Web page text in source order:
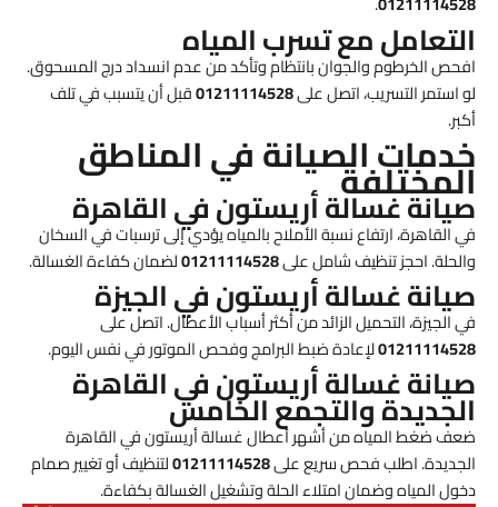
التعامل مع تسرب المياه
افحص الخرطوم والجوان بانتظام وتأكد من عدم انسداد درج المسحوق.
لو استمر التسريب، اتصل على01211114528قبل أن يتسبب في تلف
أكبر.
خدمات الصيانة في المناطق
المختلفة
صيانة غسالة أريستون في القاهرة
في القاهرة، ارتفاع نسبة الأملاح بالمياه يؤدي إلى ترسبات في السخان
والحلة. احجز تنظيف شامل على01211114528لضمان كفاءة الغسالة.
صيانة غسالة أريستون في الجيزة
في الجيزة، التحميل الزائد من أكثر أسباب الأعطال. اتصل على
01211114528لإعادة ضبط البرامج وفحص الموتور في نفس اليوم.
صيانة غسالة أريستون في القاهرة
الجديدة والتجمع الخامس
ضعف ضغط المياه من أشهر أعطال غسالة أريستون في القاهرة
الجديدة. اطلب فحص سريع على01211114528لتنظيف أو تغيير صمام
دخول المياه وضمان امتلاء الحلة وتشغيل الغسالة بكفاءة.